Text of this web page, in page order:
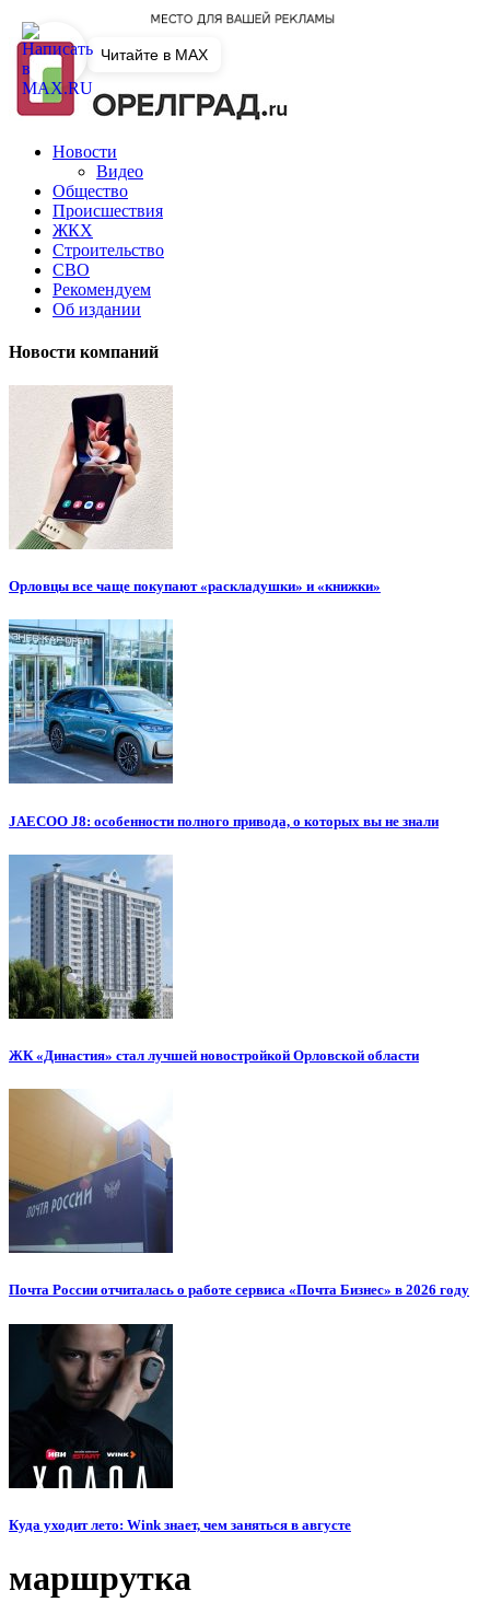
Новости
Видео
Общество
Происшествия
ЖКХ
Строительство
СВО
Рекомендуем
Об издании
Новости компаний
Орловцы все чаще покупают «раскладушки» и «книжки»
JAECOO J8: особенности полного привода, о которых вы не знали
ЖК «Династия» стал лучшей новостройкой Орловской области
Почта России отчиталась о работе сервиса «Почта Бизнес» в 2026 году
Куда уходит лето: Wink знает, чем заняться в августе
маршрутка
Читайте в MAX